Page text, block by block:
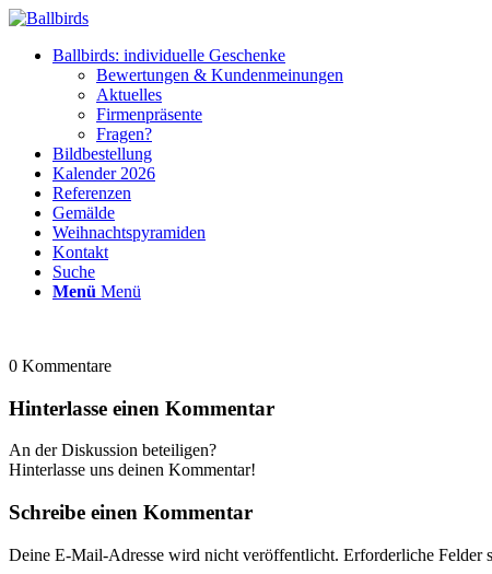
Ballbirds: individuelle Geschenke
Bewertungen & Kundenmeinungen
Aktuelles
Firmenpräsente
Fragen?
Bildbestellung
Kalender 2026
Referenzen
Gemälde
Weihnachtspyramiden
Kontakt
Suche
Menü Menü
0 Kommentare
Hinterlasse einen Kommentar
An der Diskussion beteiligen?
Hinterlasse uns deinen Kommentar!
Schreibe einen Kommentar
Deine E-Mail-Adresse wird nicht veröffentlicht. Erforderliche Felder